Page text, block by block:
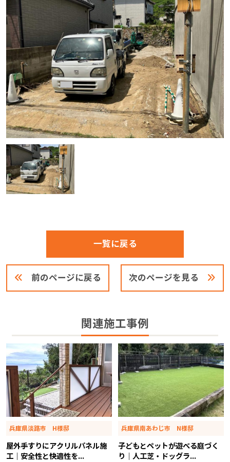
前のページに戻る
一覧に戻る
次のページを見る
関連施工事例
兵庫県淡路市 H様邸
屋外手すりにアクリルパネル施
工｜安全性と快適性を...
兵庫県南あわじ市 N様邸
子どもとペットが遊べる庭づく
り｜人工芝・ドッグラ...